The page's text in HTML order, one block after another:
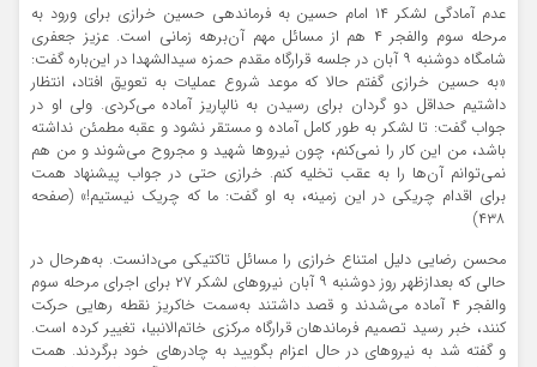
عدم آمادگی لشکر ۱۴ امام حسین به فرماندهی حسین خرازی برای ورود به
مرحله سوم والفجر ۴ هم از مسائل مهم آن‌برهه زمانی است. عزیز جعفری
شامگاه دوشنبه ۹ آبان در جلسه قرارگاه مقدم حمزه سیدالشهدا در این‌باره گفت:
«به حسین خرازی گفتم حالا که موعد شروع عملیات به تعویق افتاد، انتظار
داشتیم حداقل دو گردان برای رسیدن به نالپاریز آماده می‌کردی. ولی او در
جواب گفت: تا لشکر به طور کامل آماده و مستقر نشود و عقبه مطمئن نداشته
باشد، من این کار را نمی‌کنم، چون نیروها شهید و مجروح می‌شوند و من هم
نمی‌توانم آن‌ها را به عقب تخلیه کنم. خرازی حتی در جواب پیشنهاد همت
برای اقدام چریکی در این زمینه، به او گفت: ما که چریک نیستیم!» (صفحه
۴۳۸)
محسن رضایی دلیل امتناع خرازی را مسائل تاکتیکی می‌دانست. به‌هرحال در
حالی که بعدازظهر روز دوشنبه ۹ آبان نیروهای لشکر ۲۷ برای اجرای مرحله سوم
والفجر ۴ آماده می‌شدند و قصد داشتند به‌سمت خاکریز نقطه رهایی حرکت
کنند، خبر رسید تصمیم فرماندهان قرارگاه مرکزی خاتم‌الانبیا، تغییر کرده است.
و گفته شد به نیروهای در حال اعزام بگویید به چادرهای خود برگردند. همت